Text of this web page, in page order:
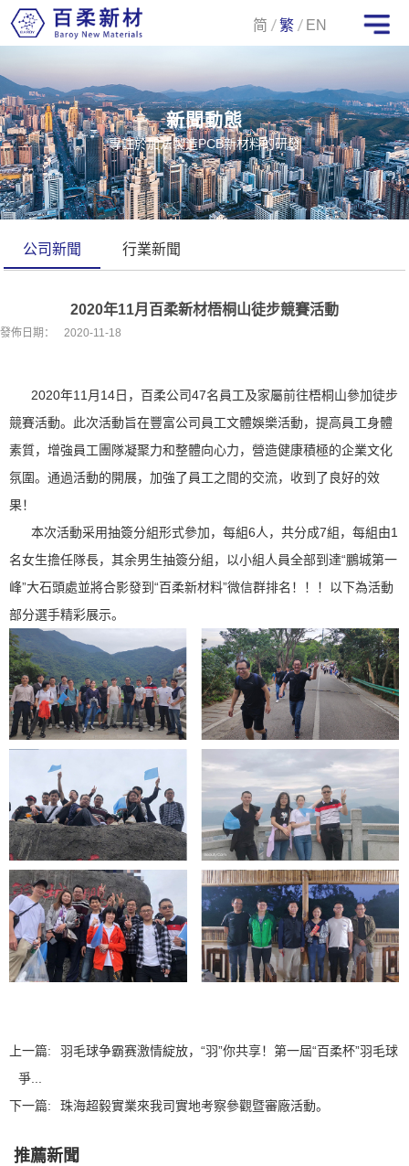
简 繁 EN
新聞動態
專註於加法製造PCB新材料的研發
公司新聞 行業新聞
2020年11月百柔新材梧桐山徒步競賽活動
發佈日期： 2020-11-18
2020年11月14日，百柔公司47名員工及家屬前往梧桐山參加徒步
競賽活動。此次活動旨在豐富公司員工文體娛樂活動，提高員工身體
素質，增強員工團隊凝聚力和整體向心力，營造健康積極的企業文化
氛圍。通過活動的開展，加強了員工之間的交流，收到了良好的效
果！
本次活動采用抽簽分組形式參加，每組6人，共分成7組，每組由1
名女生擔任隊長，其余男生抽簽分組，以小組人員全部到達“鵬城第一
峰”大石頭處並將合影發到“百柔新材料”微信群排名 ！！！以下為活動
部分選手精彩展示。
上一篇:
羽毛球争霸赛激情綻放，“羽”你共享！第一屆“百柔杯”羽毛球
爭...
下一篇:
珠海超毅實業來我司實地考察參觀暨審廠活動。
推薦新聞